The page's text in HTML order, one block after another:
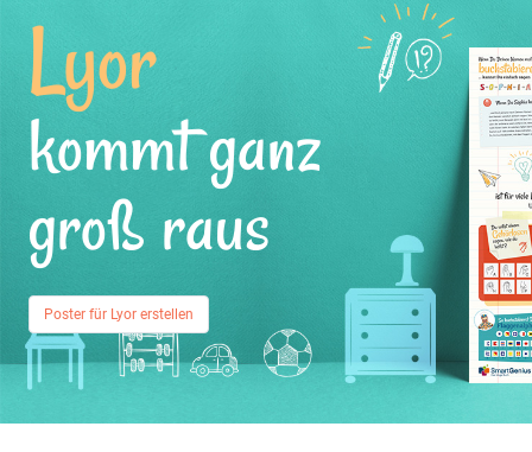
Lyor
kommt ganz
groß raus
Poster für Lyor erstellen